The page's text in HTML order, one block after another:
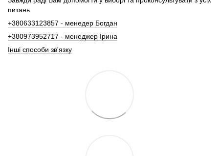
питань.
+380633123857 - менедер Богдан
+380973952717 - менеджер Ірина
Інші способи зв'язку